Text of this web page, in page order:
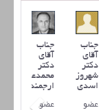
جناب
آقای
دکتر
محمدعلی
ارجمند
عضو
جناب
آقای
دکتر
شهروز
اسدی
عضو